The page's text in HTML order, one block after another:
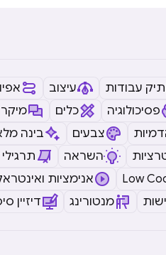
תיק עבודות עיצוב
פסיכולוגיה כלים
צבעים בינה
השראה
אנימציות
מנטורינג דיזיין